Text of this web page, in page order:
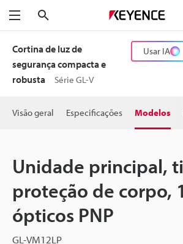
Menu
Cortina de luz de
segurança compacta e
robusta
Série GL-V
Usar IA
Visão geral Especificações Modelos
Unidade principal,
proteção de corpo,
ópticos PNP
GL-VM12LP